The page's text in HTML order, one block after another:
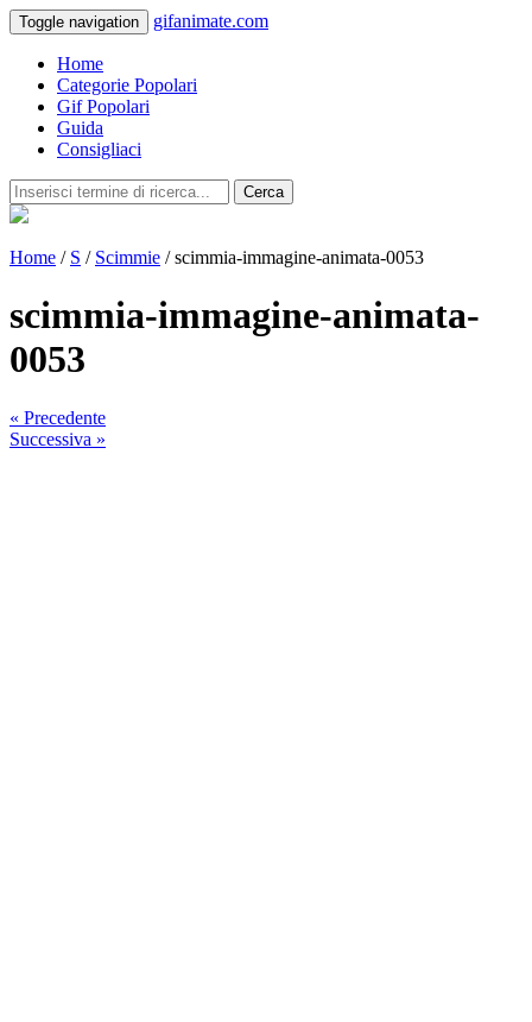
Toggle navigation gifanimate.com
Home
Categorie Popolari
Gif Popolari
Guida
Consigliaci
Cerca
Home / S / Scimmie / scimmia-immagine-animata-0053
scimmia-immagine-animata-
0053
« Precedente
Successiva »